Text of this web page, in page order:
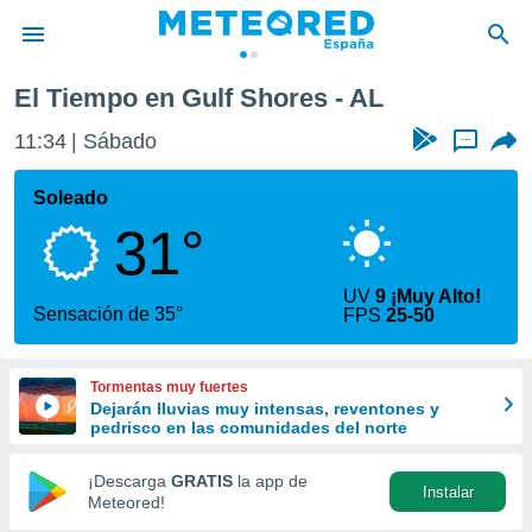
de
por
que se
calidad.
a este
las
y
forma
digital
basada
El Tiempo en Gulf Shores - AL
11:34 Sábado ...
Soleado
31°
Sensación de 35°
UV9 ¡Muy Alto!
FPS25-50
Tormentas muy fuertes
Dejarán lluvias muy intensas, reventones y
pedrisco en las comunidades del norte
¡Descarga GRATIS la app de
Meteored!
Instalar